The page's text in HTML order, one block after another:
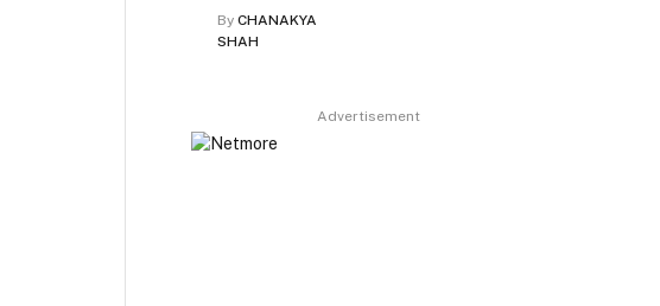
By CHANAKYA
SHAH
Advertisement